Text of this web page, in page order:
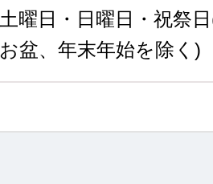
土曜日・日曜日・祝祭日
お盆、年末年始を除く)